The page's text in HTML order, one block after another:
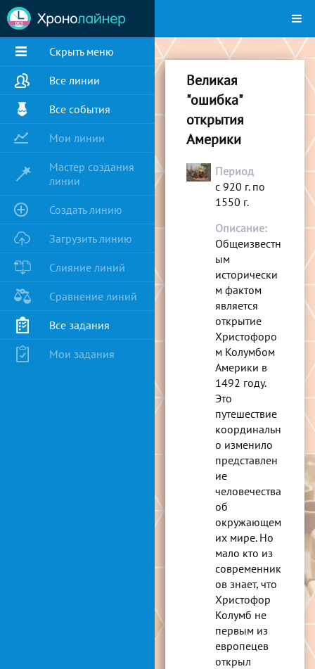
Скрыть меню
Все линии
Все события
Мои линии
Мастер создания
линии
Создать линию
Загрузить линию
Слияние линий
Сравнение линий
Все задания
Мои задания
Великая
"ошибка"
открытия
Америки
Период
с 920 г. по
1550 г.
Описание:
Общеизвестн
ым
исторически
м фактом
является
открытие
Христофоро
м Колумбом
Америки в
1492 году.
Это
путешествие
координальн
о изменило
представлен
ие
человечества
об
окружающем
их мире. Но
мало кто из
современник
ов знает, что
Христофор
Колумб не
первым из
европецев
открыл